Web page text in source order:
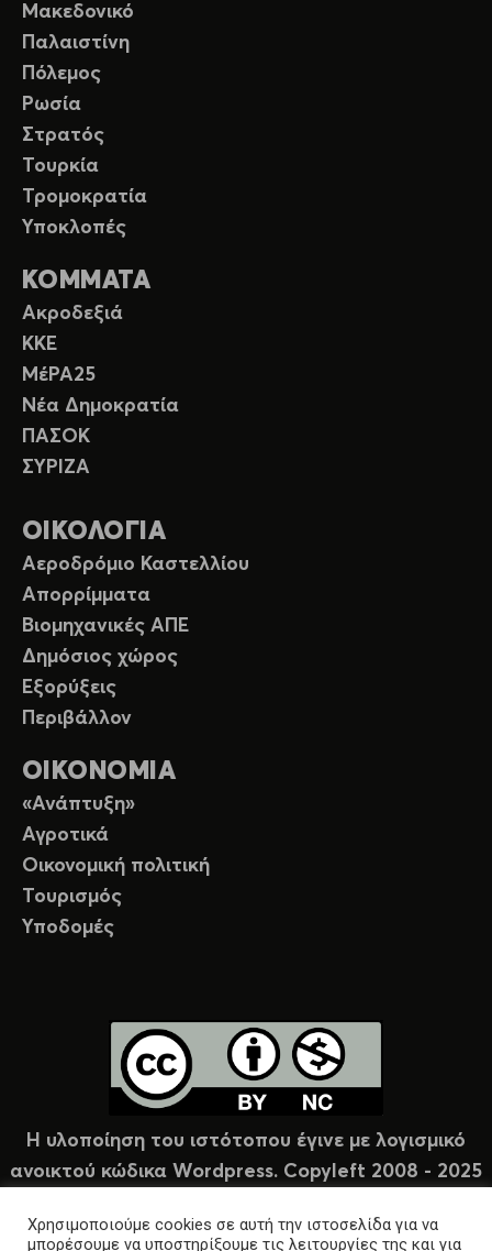
Μακεδονικό
Παλαιστίνη
Πόλεμος
Ρωσία
Στρατός
Τουρκία
Τρομοκρατία
Υποκλοπές
ΚΟΜΜΑΤΑ
Ακροδεξιά
ΚΚΕ
ΜέΡΑ25
Νέα Δημοκρατία
ΠΑΣΟΚ
ΣΥΡΙΖΑ
ΟΙΚΟΛΟΓΙΑ
Αεροδρόμιο Καστελλίου
Απορρίμματα
Βιομηχανικές ΑΠΕ
Δημόσιος χώρος
Εξορύξεις
Περιβάλλον
ΟΙΚΟΝΟΜΙΑ
«Ανάπτυξη»
Αγροτικά
Οικονομική πολιτική
Τουρισμός
Υποδομές
Η υλοποίηση του ιστότοπου έγινε με λογισμικό
ανοικτού κώδικα Wordpress. Copyleft 2008 - 2025
Χρησιμοποιούμε cookies σε αυτή την ιστοσελίδα για να
μπορέσουμε να υποστηρίξουμε τις λειτουργίες της και για